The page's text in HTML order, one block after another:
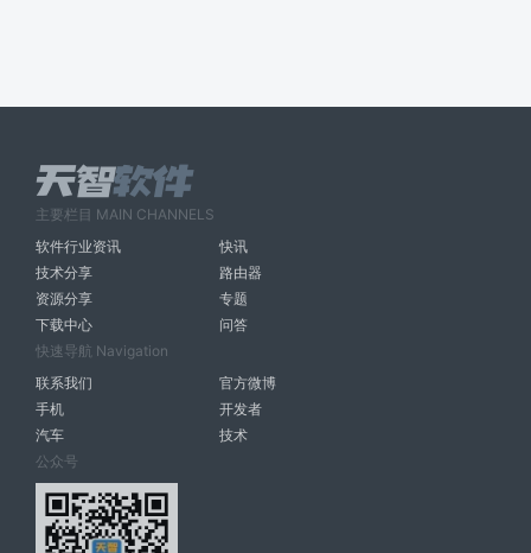
主要栏目 MAIN CHANNELS
软件行业资讯
快讯
技术分享
路由器
资源分享
专题
下载中心
问答
快速导航 Navigation
联系我们
官方微博
手机
开发者
汽车
技术
公众号